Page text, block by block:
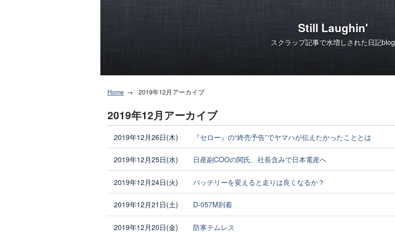
Still Laughin'
スクラップ記事で水増しされた日記blog
Home 2019年12月アーカイブ
2019年12月アーカイブ
2019年12月26日(木) 『セロー』の“終売予告”でヤマハが伝えたかったこととは
2019年12月25日(水) 日産副COOの関氏、社長含みで日本電産へ
2019年12月24日(火) バッテリーを変えると走りは良くなるか？
2019年12月21日(土) D-057M到着
2019年12月20日(金) 防寒テムレス